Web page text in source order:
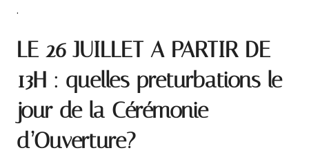
.
LE 26 JUILLET A PARTIR DE
13H : quelles preturbations le
jour de la Cérémonie
d’Ouverture?